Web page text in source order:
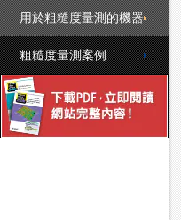
用於粗糙度量測的機器
粗糙度量測案例